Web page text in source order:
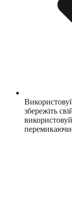
збережіть